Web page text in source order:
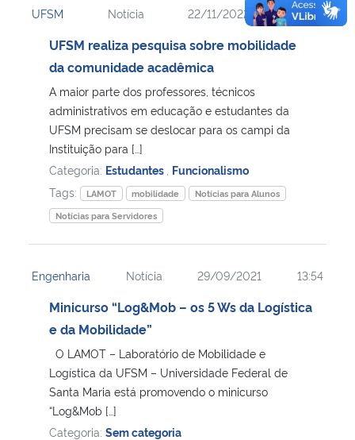
UFSM Notícia 22/11/2022 08:52
UFSM realiza pesquisa sobre mobilidade
da comunidade acadêmica
A maior parte dos professores, técnicos
administrativos em educação e estudantes da
UFSM precisam se deslocar para os campi da
Instituição para […]
Categoria: Estudantes Funcionalismo
Tags:
LAMOT mobilidade
Notícias para Alunos
Notícias para Servidores
Engenharia Notícia 29/09/2021 13:54
Minicurso “Log&Mob – os 5 Ws da Logística
e da Mobilidade”
O LAMOT – Laboratório de Mobilidade e
Logística da UFSM – Universidade Federal de
Santa Maria está promovendo o minicurso
“Log&Mob […]
Categoria: Sem categoria